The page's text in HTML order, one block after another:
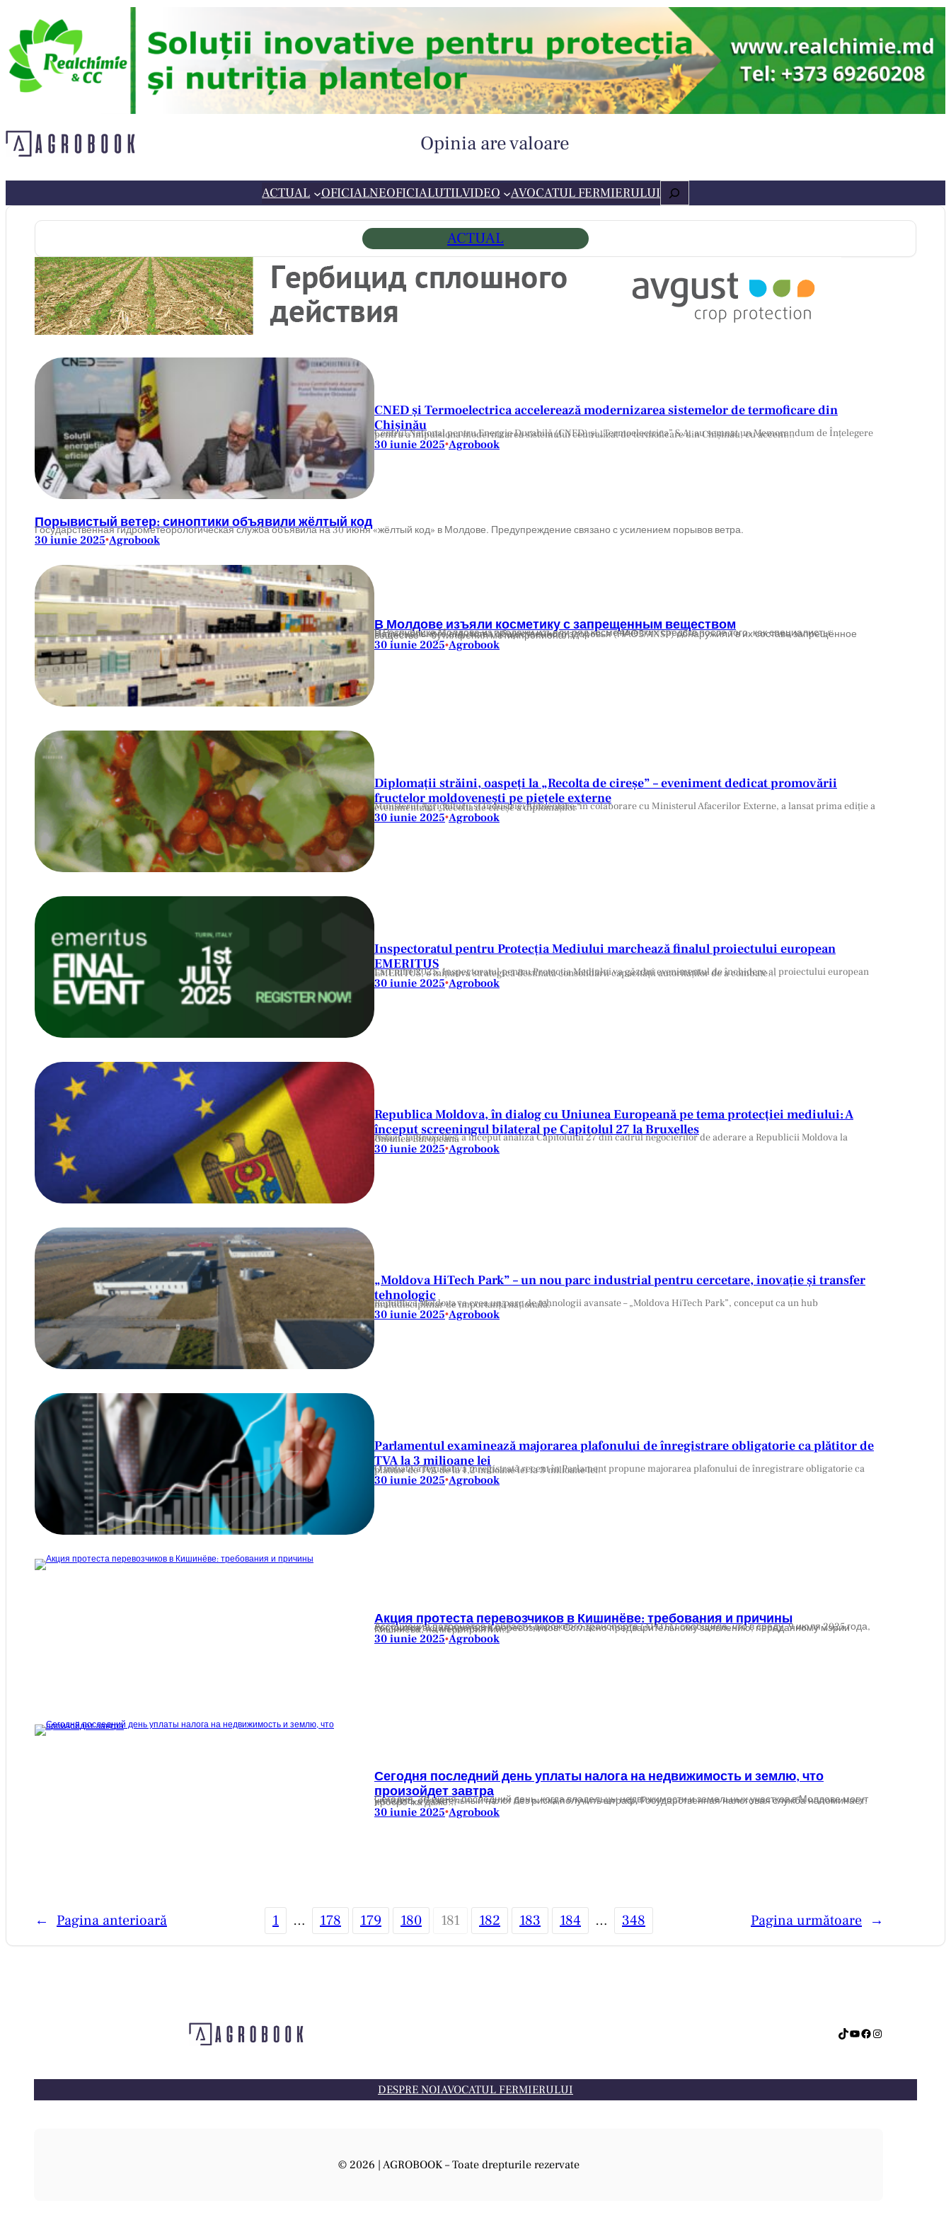
conținut
Opinia are valoare
ACTUAL OFICIALNEOFICIALUTILVIDEO AVOCATUL FERMIERULUICaută
ACTUAL
CNED și Termoelectrica accelerează modernizarea sistemelor de termoficare din
Chișinău
Centrul Național pentru Energie Durabilă (CNED) și „Termoelectrica” S.A. au semnat un Memorandum de Înțelegere pentru a impulsiona modernizarea sistemului centralizat de termoficare din Chișinău, cu accent…
30 iunie 2025•Agrobook
Порывистый ветер: синоптики объявили жёлтый код
Государственная гидрометеорологическая служба объявила на 30 июня «жёлтый код» в Молдове. Предупреждение связано с усилением порывов ветра.
30 iunie 2025•Agrobook
В Молдове изъяли косметику с запрещенным веществом
В Республике Молдова из продажи изъяли ряд косметических средств после того, как специалисты Национального агентства общественного здоровья (НАОЗ/ANSP) обнаружили в их составе запрещённое вещество — бутилфенил метилпропионал…
30 iunie 2025•Agrobook
Diplomații străini, oaspeți la „Recolta de cireșe” – eveniment dedicat promovării
fructelor moldovenești pe piețele externe
Ministerul Agriculturii și Industriei Alimentare, în colaborare cu Ministerul Afacerilor Externe, a lansat prima ediție a evenimentului „Recolta de cireșe a diplomaților”
30 iunie 2025•Agrobook
Inspectoratul pentru Protecția Mediului marchează finalul proiectului european
EMERITUS
La 1 iulie 2025, Inspectoratul pentru Protecția Mediului va găzdui evenimentul de închidere al proiectului european EMERITUS, o inițiativă strategică destinată consolidării capacității autorităților de a combate…
30 iunie 2025•Agrobook
Republica Moldova, în dialog cu Uniunea Europeană pe tema protecției mediului: A
început screeningul bilateral pe Capitolul 27 la Bruxelles
Astăzi, la Bruxelles, a început analiza Capitolului 27 din cadrul negocierilor de aderare a Republicii Moldova la Uniunea Europeană
30 iunie 2025•Agrobook
„Moldova HiTech Park” – un nou parc industrial pentru cercetare, inovație și transfer
tehnologic
Republica Moldova va crea un parc de tehnologii avansate – „Moldova HiTech Park”, conceput ca un hub multidisciplinar de importanță națională.
30 iunie 2025•Agrobook
Parlamentul examinează majorarea plafonului de înregistrare obligatorie ca plătitor de
TVA la 3 milioane lei
O inițiativă legislativă înregistrată recent în Parlament propune majorarea plafonului de înregistrare obligatorie ca plătitor de TVA de la 1,2 milioane lei la 3 milioane lei.
30 iunie 2025•Agrobook
Акция протеста перевозчиков в Кишинёве: требования и причины
Ассоциация патронатов в области дорожного транспорта (APOTA) сообщила, что в среду, 9 июля 2025 года, состоится акция протеста перевозчиков. Согласно предварительному заявлению, переданному мэрии Кишинёва, на мероприятии…
30 iunie 2025•Agrobook
Сегодня последний день уплаты налога на недвижимость и землю, что
произойдет завтра
Сегодня, 30 июня, последний день, когда владельцы недвижимости и земельных участков в Молдове могут уплатить обязательный налог без риска получить штраф. Государственная налоговая служба напоминает: просрочка даже…
30 iunie 2025•Agrobook
← Pagina anterioară 1 … 178 179 180 181 182 183 184 … 348 Pagina următoare →
TikTok YouTube Facebook Instagram
DESPRE NOIAVOCATUL FERMIERULUI
© 2026 | AGROBOOK – Toate drepturile rezervate